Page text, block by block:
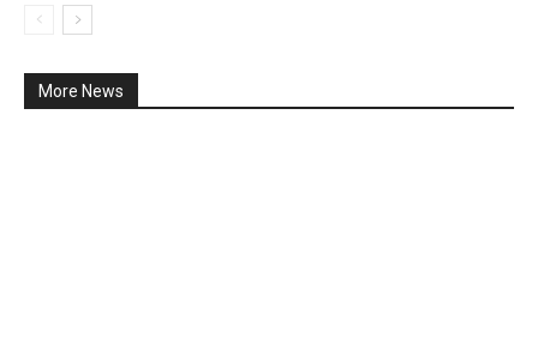
More News